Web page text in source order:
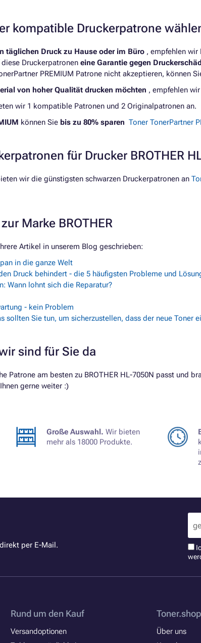
kompatible Druckerpatrone
täglichen Druck zu Hause oder im Büro , empfehlen wir
Druckerpatronen eine Garantie gegen
PREMIUM Patrone nicht akzeptieren, können
von hoher Qualität drucken möchten , empfehlen
wir 1 kompatible Patronen und 2 Originalpatronen an.
können Sie bis zu 80% sparen Toner TonerPartner
für Drucker BROTHER
wir die günstigsten schwarzen Druckerpatronen an
Marke BROTHER
Artikel in unserem Blog geschrieben:
in die ganze Welt
Druck behindert - die 5 häufigsten Probleme und
Wann lohnt sich die Reparatur?
- kein Problem
sollten Sie tun, um sicherzustellen, dass der neue Toner
sind für Sie da
Patrone am besten zu BROTHER HL-7050N passt und
gerne weiter :)
Große Auswahl. Wir bieten
mehr als 18000 Produkte.
per E-Mail.
Rund um den Kauf
Versandoptionen
Toner.shop
Über uns